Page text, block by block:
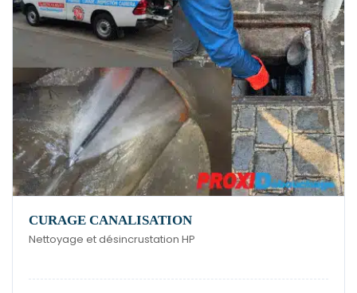
CURAGE CANALISATION
Nettoyage et désincrustation HP